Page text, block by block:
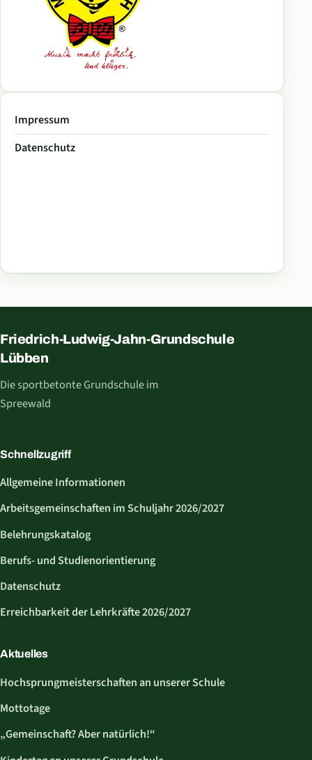
Impressum
Datenschutz
Friedrich-Ludwig-Jahn-Grundschule
Lübben
Die sportbetonte Grundschule im
Spreewald
Schnellzugriff
Allgemeine Informationen
Arbeitsgemeinschaften im Schuljahr 2026/2027
Belehrungskatalog
Berufs- und Studienorientierung
Datenschutz
Erreichbarkeit der Lehrkräfte 2026/2027
Aktuelles
Hochsprungmeisterschaften an unserer Schule
Mottotage
„Gemeinschaft? Aber natürlich!“